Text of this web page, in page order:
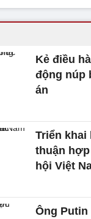
Kẻ điều
động núp
án
Triển khai
thuận
hội Việt
Ông